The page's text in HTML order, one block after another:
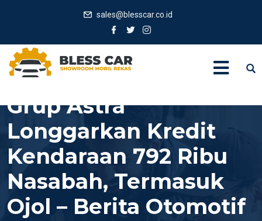
sales@blesscar.co.id
Grup Astra
Longgarkan Kredit
Kendaraan 792 Ribu
Nasabah, Termasuk
Ojol – Berita Otomotif